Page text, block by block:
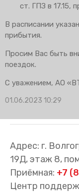
ст. ГПЗ в 17.15,
В расписании
прибытия.
Просим Вас быть
поездок.
С уважением, АО
01.06.2023 10:29
Адрес: г.
19Д, этаж 8,
Приёмная: +7
Центр